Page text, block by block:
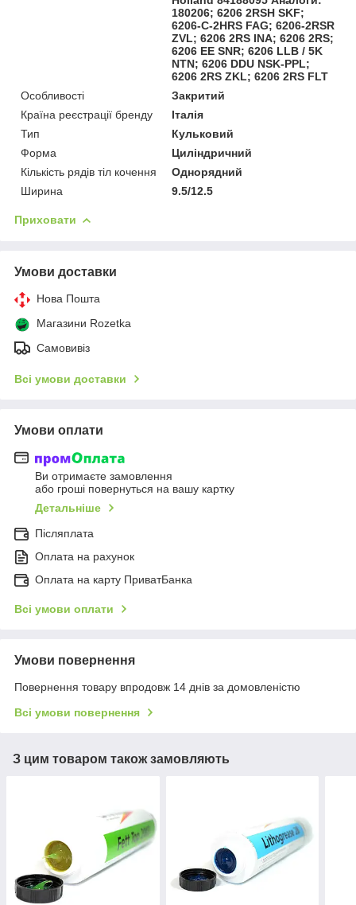
180206; 6206 2RSH SKF;
6206-C-2HRS FAG; 6206-2RSR
ZVL; 6206 2RS INA; 6206 2RS;
6206 EE SNR; 6206 LLB / 5K
NTN; 6206 DDU NSK-PPL;
6206 2RS ZKL; 6206 2RS FLT
Особливості
Закритий
Країна реєстрації бренду
Італія
Тип
Кульковий
Форма
Циліндричний
Кількість рядів тіл кочення
Однорядний
Ширина
9.5/12.5
Приховати
Умови доставки
Нова Пошта
Магазини Rozetka
Самовивіз
Всі умови доставки
Умови оплати
Ви отримаєте замовлення
або гроші повернуться на вашу картку
Детальніше
Післяплата
Оплата на рахунок
Оплата на карту ПриватБанка
Всі умови оплати
Умови повернення
Повернення товару впродовж 14 днів за домовленістю
Всі умови повернення
З цим товаром також замовляють